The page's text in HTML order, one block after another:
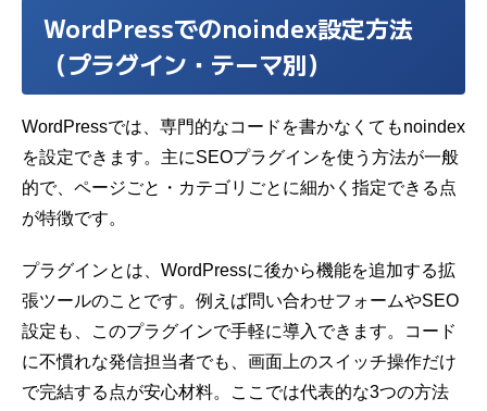
WordPressでのnoindex設定方法
（プラグイン・テーマ別）
WordPressでは、専門的なコードを書かなくてもnoindex
を設定できます。主にSEOプラグインを使う方法が一般
的で、ページごと・カテゴリごとに細かく指定できる点
が特徴です。
プラグインとは、WordPressに後から機能を追加する拡
張ツールのことです。例えば問い合わせフォームやSEO
設定も、このプラグインで手軽に導入できます。コード
に不慣れな発信担当者でも、画面上のスイッチ操作だけ
で完結する点が安心材料。ここでは代表的な3つの方法